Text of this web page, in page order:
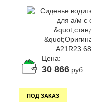
Цена:
30 866руб.
ПОД ЗАКАЗ